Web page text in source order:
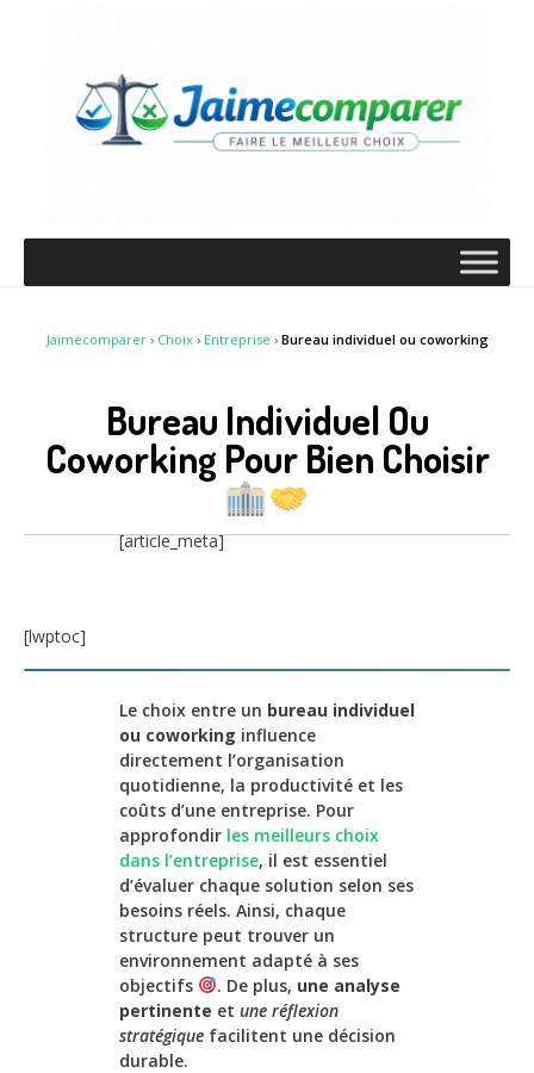
Jaimecomparer› Choix› Entreprise › Bureau individuel ou coworking
Bureau Individuel Ou
Coworking Pour Bien Choisir
[article_meta]
[lwptoc]
Le choix entre un bureau individuel
ou coworking influence
directement l’organisation
quotidienne, la productivité et les
coûts d’une entreprise. Pour
approfondir les meilleurs choix
dans l’entreprise, il est essentiel
d’évaluer chaque solution selon ses
besoins réels. Ainsi, chaque
structure peut trouver un
environnement adapté à ses
objectifs
. De plus, une analyse
pertinente et une réflexion
stratégique facilitent une décision
durable.